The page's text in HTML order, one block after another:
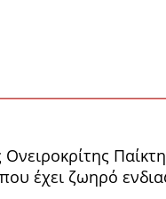
Ονειροκρίτης
έχει ζωηρό